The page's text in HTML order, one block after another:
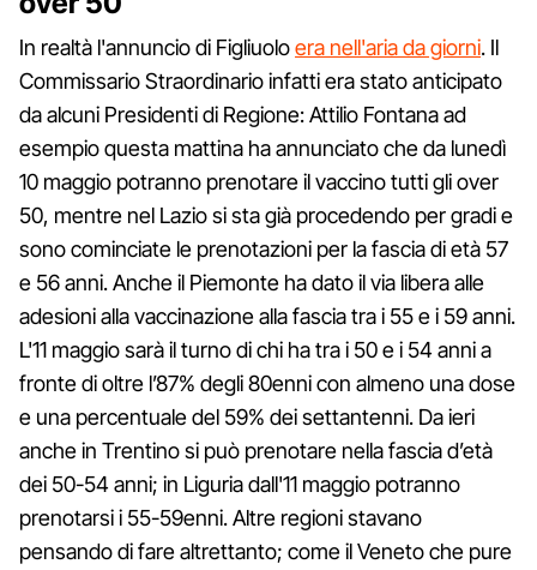
In realtà l'annuncio di Figliuoloera nell'aria da giorni. Il
Commissario Straordinario infatti era stato anticipato
da alcuni Presidenti di Regione: Attilio Fontana ad
esempio questa mattina ha annunciato che da lunedì
10 maggio potranno prenotare il vaccino tutti gli over
50, mentre nel Lazio si sta già procedendo per gradi e
sono cominciate le prenotazioni per la fascia di età 57
e 56 anni. Anche il Piemonte ha dato il via libera alle
adesioni alla vaccinazione alla fascia tra i 55 e i 59 anni.
L'11 maggio sarà il turno di chi ha tra i 50 e i 54 anni a
fronte di oltre l’87% degli 80enni con almeno una dose
e una percentuale del 59% dei settantenni. Da ieri
anche in Trentino si può prenotare nella fascia d’età
dei 50-54 anni; in Liguria dall'11 maggio potranno
prenotarsi i 55-59enni. Altre regioni stavano
pensando di fare altrettanto; come il Veneto che pure